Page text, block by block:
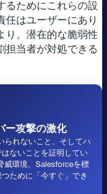
るためにこれらの設
任はユーザーにあり
り、潜在的な脆弱性
担当者が対処できる
ー攻撃の激化
られないこと、そしてハ
ないことを証明してい
威環境、Salesforceを標
ために「今すぐ」でき